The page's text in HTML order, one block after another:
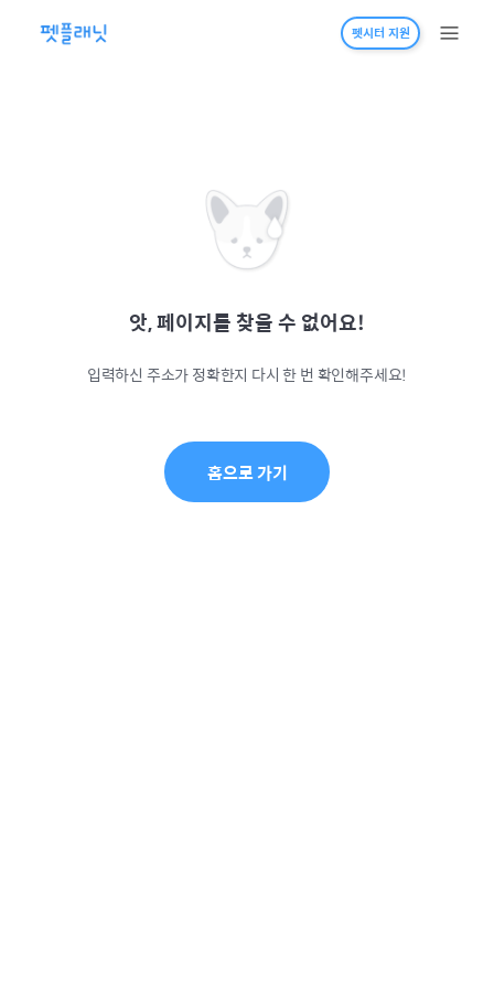
펫시터 지원
앗, 페이지를 찾을 수 없어요!
입력하신 주소가 정확한지 다시 한 번 확인해주세요!
홈으로 가기